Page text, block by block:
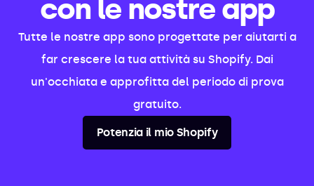
con le nostre app
Tutte le nostre app sono progettate per aiutarti a
far crescere la tua attività su Shopify. Dai
un'occhiata e approfitta del periodo di prova
gratuito.
Potenzia il mio Shopify